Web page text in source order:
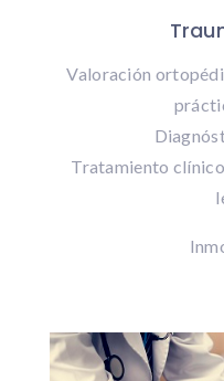
Valoración
Tratamiento